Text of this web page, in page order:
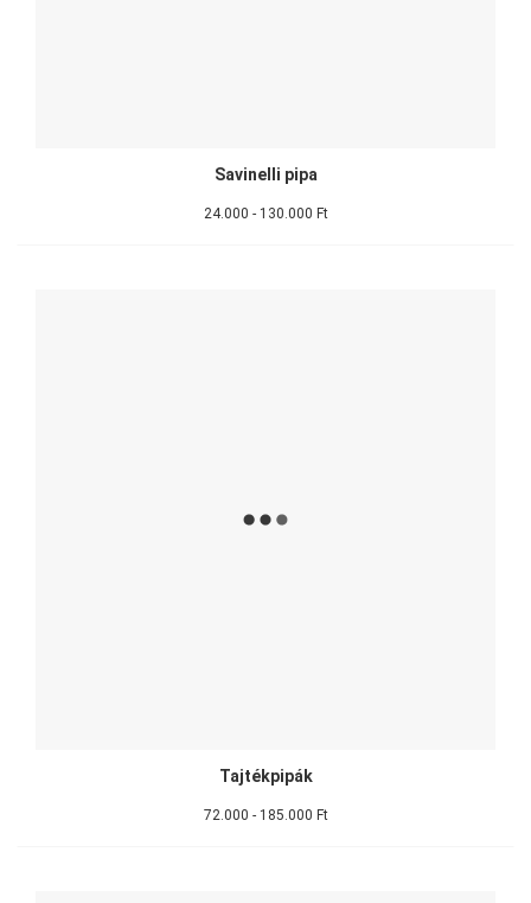
Savinelli pipa
24.000 - 130.000 Ft
Tajtékpipák
72.000 - 185.000 Ft